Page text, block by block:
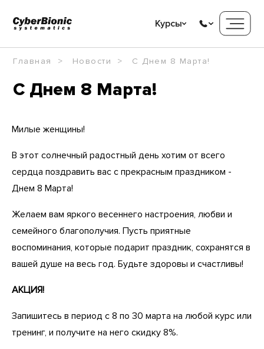
Курсы
Главная Новости C Днем 8 Марта!
C Днем 8 Марта!
Милые женщины!
В этот солнечный радостный день хотим от всего
сердца поздравить вас с прекрасным праздником -
Днем 8 Марта!
Желаем вам яркого весеннего настроения, любви и
семейного благополучия. Пусть приятные
воспоминания, которые подарит праздник, сохранятся в
вашей душе на весь год. Будьте здоровы и счастливы!
АКЦИЯ!
Запишитесь в период с 8 по 30 марта на любой курс или
тренинг, и получите на него скидку 8%.